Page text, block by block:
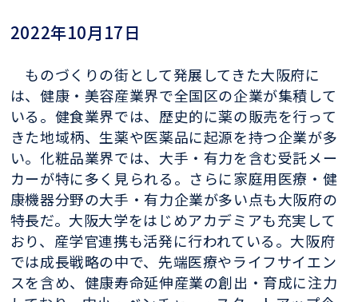
2022年10月17日
ものづくりの街として発展してきた大阪府に
は、健康・美容産業界で全国区の企業が集積して
いる。健食業界では、歴史的に薬の販売を行って
きた地域柄、生薬や医薬品に起源を持つ企業が多
い。化粧品業界では、大手・有力を含む受託メー
カーが特に多く見られる。さらに家庭用医療・健
康機器分野の大手・有力企業が多い点も大阪府の
特長だ。大阪大学をはじめアカデミアも充実して
おり、産学官連携も活発に行われている。大阪府
では成長戦略の中で、先端医療やライフサイエン
スを含め、健康寿命延伸産業の創出・育成に注力